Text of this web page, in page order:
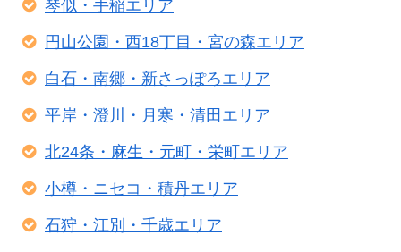
琴似・手稲エリア
円山公園・西18丁目・宮の森エリア
白石・南郷・新さっぽろエリア
平岸・澄川・月寒・清田エリア
北24条・麻生・元町・栄町エリア
小樽・ニセコ・積丹エリア
石狩・江別・千歳エリア